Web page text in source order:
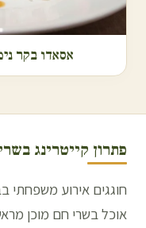
אסאדו בקר
פתרון קייטרינג
חוגגים אירוע
אוכל בשרי חם מוכן